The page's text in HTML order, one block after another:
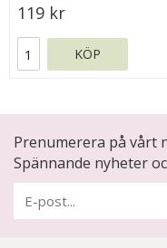
119 kr
KÖP
Prenumerera på vårt
Spännande nyheter